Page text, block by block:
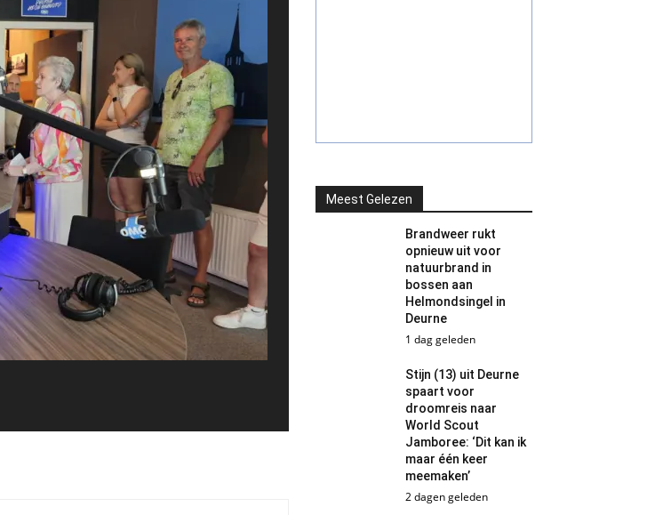
Meest Gelezen
Brandweer rukt
opnieuw uit voor
natuurbrand in
bossen aan
Helmondsingel in
Deurne
1 dag geleden
Stijn (13) uit Deurne
spaart voor
droomreis naar
World Scout
Jamboree: ‘Dit kan ik
maar één keer
meemaken’
2 dagen geleden